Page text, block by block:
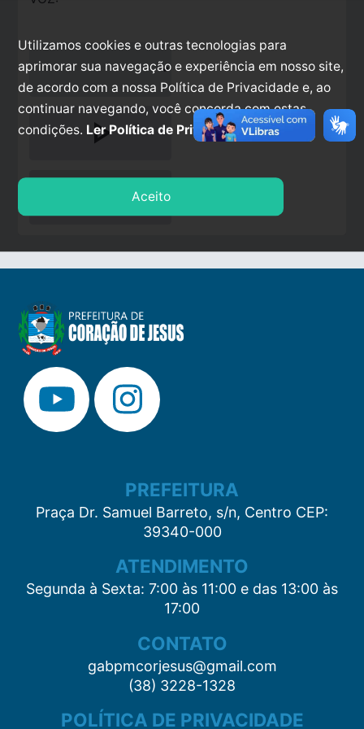
play_arrow
PREFEITURA
Praça Dr. Samuel Barreto, s/n, Centro CEP:
39340-000
ATENDIMENTO
Segunda à Sexta: 7:00 às 11:00 e das 13:00 às
17:00
CONTATO
gabpmcorjesus@gmail.com
(38) 3228-1328
POLÍTICA DE PRIVACIDADE
Utilizamos cookies e outras tecnologias para
aprimorar sua navegação e experiência em nosso site,
de acordo com a nossa Política de Privacidade e, ao
continuar navegando, você concorda com estas
condições. Ler Política de Privacidade.
Aceito